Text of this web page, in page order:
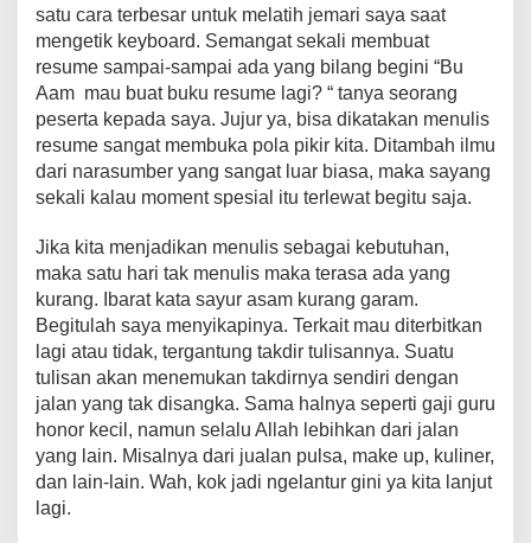
satu cara terbesar untuk melatih jemari saya saat
mengetik keyboard. Semangat sekali membuat
resume sampai-sampai ada yang bilang begini “Bu
Aam mau buat buku resume lagi? “ tanya seorang
peserta kepada saya. Jujur ya, bisa dikatakan menulis
resume sangat membuka pola pikir kita. Ditambah ilmu
dari narasumber yang sangat luar biasa, maka sayang
sekali kalau moment spesial itu terlewat begitu saja.
Jika kita menjadikan menulis sebagai kebutuhan,
maka satu hari tak menulis maka terasa ada yang
kurang. Ibarat kata sayur asam kurang garam.
Begitulah saya menyikapinya. Terkait mau diterbitkan
lagi atau tidak, tergantung takdir tulisannya. Suatu
tulisan akan menemukan takdirnya sendiri dengan
jalan yang tak disangka. Sama halnya seperti gaji guru
honor kecil, namun selalu Allah lebihkan dari jalan
yang lain. Misalnya dari jualan pulsa, make up, kuliner,
dan lain-lain. Wah, kok jadi ngelantur gini ya kita lanjut
lagi.